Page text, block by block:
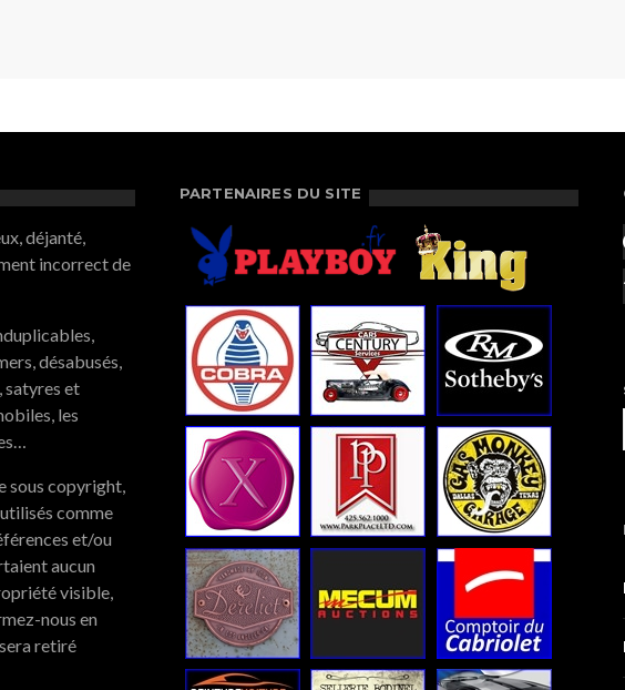
déjanté,
incorrect de
désabusés,
satyres et
les
sous copyright,
comme
et/ou
aucun
visible,
nous en
retiré
PARTENAIRES DU SITE